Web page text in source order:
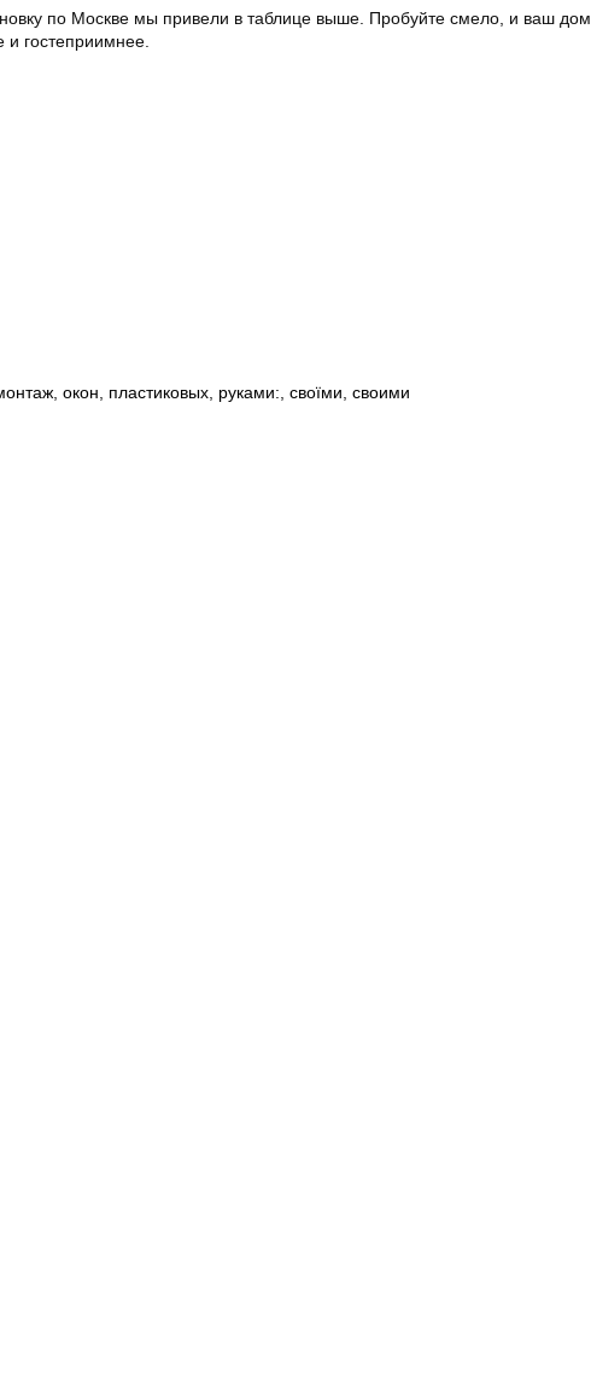
по Москве мы привели в таблице выше. Пробуйте смело, и ваш дом
и гостеприимнее.
, окон, пластиковых, руками:, своїми, своими